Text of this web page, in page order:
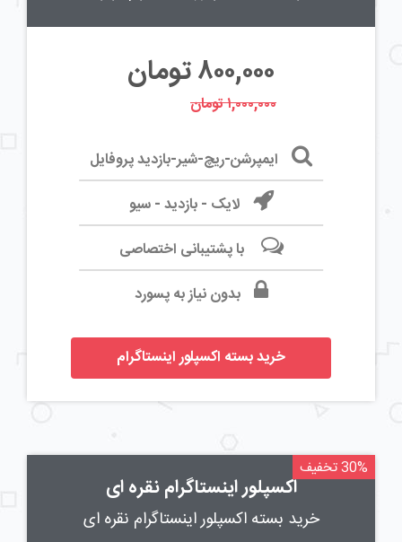
۸۰۰,۰۰۰تومان
۱,۰۰۰,۰۰۰ تومان
ایمپرشن-ریچ-شیر-بازدید پروفایل
لایک - بازدید - سیو
با پشتیبانی اختصاصی
بدون نیاز به پسورد
خرید بسته اکسپلور اینستاگرام
30% تخفیف
اکسپلور اینستاگرام نقره ای
خرید بسته اکسپلور اینستاگرام نقره ای